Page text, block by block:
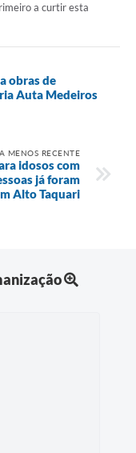
a curtir esta
obras de
Auta Medeiros
MENOS RECENTE
idosos com
já foram
Alto Taquari